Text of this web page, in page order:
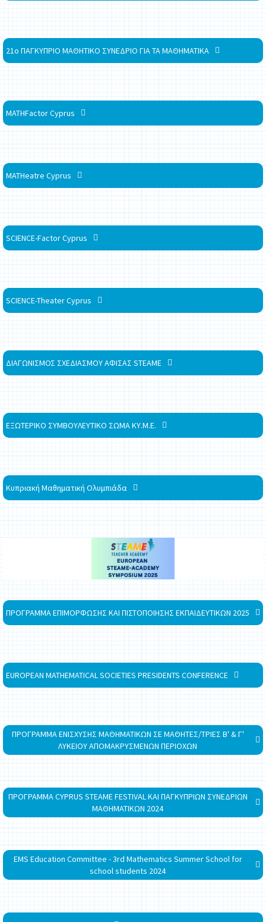
21ο ΠΑΓΚΥΠΡΙΟ ΜΑΘΗΤΙΚΟ ΣΥΝΕΔΡΙΟ ΓΙΑ ΤΑ ΜΑΘΗΜΑΤΙΚΑ
MATHFactor Cyprus
MATHeatre Cyprus
SCIENCE-Factor Cyprus
SCIENCE-Theater Cyprus
ΔΙΑΓΩΝΙΣΜΟΣ ΣΧΕΔΙΑΣΜΟΥ ΑΦΙΣΑΣ STEAME
ΕΞΩΤΕΡΙΚΟ ΣΥΜΒΟΥΛΕΥΤΙΚΟ ΣΩΜΑ ΚΥ.Μ.Ε.
Κυπριακή Μαθηματική Ολυμπιάδα
ΠΡΟΓΡΑΜΜΑ ΕΠΙΜΟΡΦΩΣΗΣ ΚΑΙ ΠΙΣΤΟΠΟΙΗΣΗΣ ΕΚΠΑΙΔΕΥΤΙΚΩΝ 2025
EUROPEAN MATHEMATICAL SOCIETIES PRESIDENTS CONFERENCE
ΠΡΟΓΡΑΜΜΑ ΕΝΙΣΧΥΣΗΣ ΜΑΘΗΜΑΤΙΚΩΝ ΣΕ ΜΑΘΗΤΕΣ/ΤΡΙΕΣ Β' & Γ'
ΛΥΚΕΙΟΥ ΑΠΟΜΑΚΡΥΣΜΕΝΩΝ ΠΕΡΙΟΧΩΝ
ΠΡΟΓΡΑΜΜΑ CYPRUS STEAME FESTIVAL ΚΑΙ ΠΑΓΚΥΠΡΙΩΝ ΣΥΝΕΔΡΙΩΝ
ΜΑΘΗΜΑΤΙΚΩΝ 2024
EMS Education Committee - 3rd Mathematics Summer School for
school students 2024